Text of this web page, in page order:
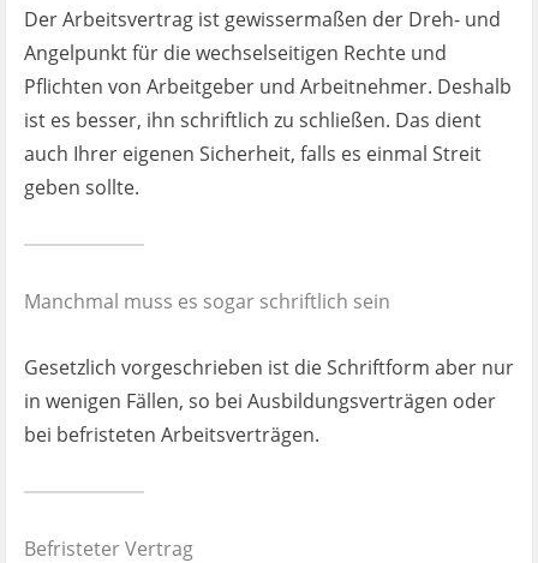
Der Arbeitsvertrag ist gewissermaßen der Dreh- und
Angelpunkt für die wechselseitigen Rechte und
Pflichten von Arbeitgeber und Arbeitnehmer. Deshalb
ist es besser, ihn schriftlich zu schließen. Das dient
auch Ihrer eigenen Sicherheit, falls es einmal Streit
geben sollte.
Manchmal muss es sogar schriftlich sein
Gesetzlich vorgeschrieben ist die Schriftform aber nur
in wenigen Fällen, so bei Ausbildungsverträgen oder
bei befristeten Arbeitsverträgen.
Befristeter Vertrag